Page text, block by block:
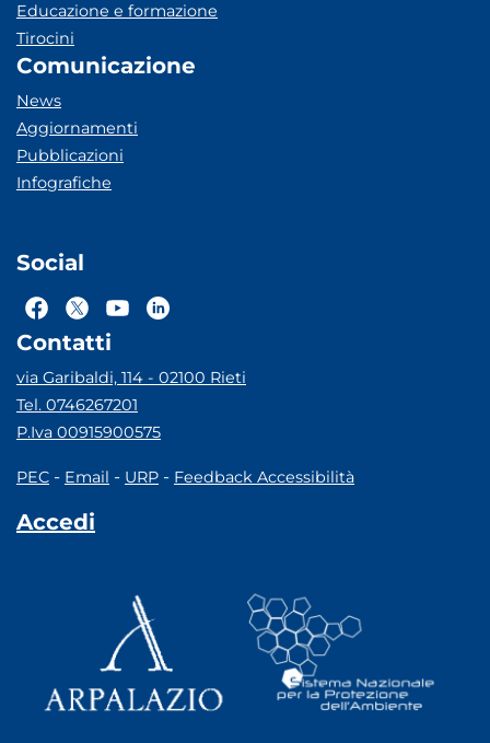
Educazione e formazione
Tirocini
Comunicazione
News
Aggiornamenti
Pubblicazioni
Infografiche
Social
Contatti
via Garibaldi, 114 - 02100 Rieti
Tel. 0746267201
P.Iva 00915900575
PEC - Email - URP - Feedback Accessibilità
Accedi